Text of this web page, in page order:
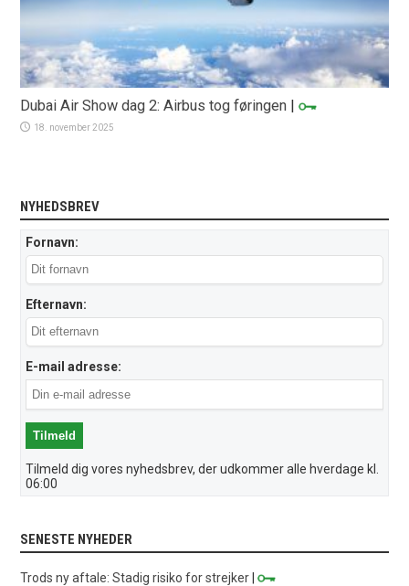
Dubai Air Show dag 2: Airbus tog føringen |
18. november 2025
NYHEDSBREV
Fornavn:
Efternavn:
E-mail adresse:
Tilmeld dig vores nyhedsbrev, der udkommer alle hverdage kl.
06:00
SENESTE NYHEDER
Trods ny aftale: Stadig risiko for strejker |